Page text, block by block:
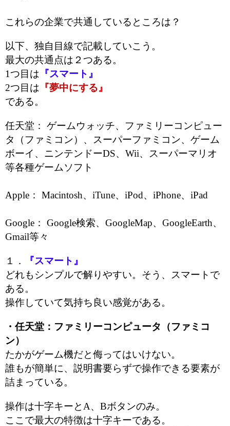
これらの企業で共通しているところは？
以下、独自目線で記載していこう。
最大の共通点は２つある。
1つ目は 『スマート』
2つ目は 『夢中にする』
である。
任天堂： ゲームウォッチ、ファミリーコンピュー
タ（ファミコン）、スーパーファミコン、ゲーム
ボーイ、ニンテンドーDS、Wii、スーパーマリオ
等各種ゲームソフト
Apple： Macintosh、iTune、iPod、iPhone、iPad
Google： Google検索、GoogleMap、GoogleEarth、
Gmail等々
１．
『スマート』
どれもシンプルで解りやすい。そう、スマートで
ある。
操作していて気持ち良い感覚がある。
・任天堂：ファミリーコンピュータ（ファミコ
ン）
たかがゲーム機だと侮ってはいけない。
誰もが簡単に、説明書要らずで操作できる要素が
詰まっている。
操作は十字キーとA、Bボタンのみ。
ここで最大の特徴は十字キーである。